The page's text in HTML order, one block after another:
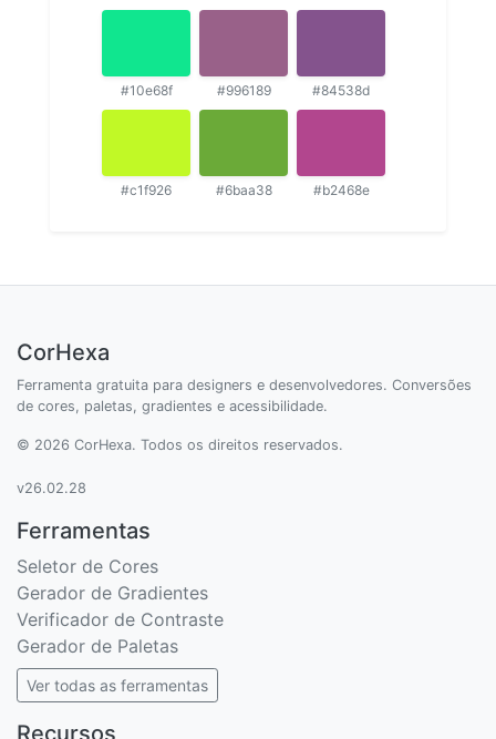
#10e68f #996189 #84538d
#c1f926 #6baa38 #b2468e
CorHexa
Ferramenta gratuita para designers e desenvolvedores. Conversões
de cores, paletas, gradientes e acessibilidade.
© 2026 CorHexa. Todos os direitos reservados.
v26.02.28
Ferramentas
Seletor de Cores
Gerador de Gradientes
Verificador de Contraste
Gerador de Paletas
Ver todas as ferramentas
Recursos